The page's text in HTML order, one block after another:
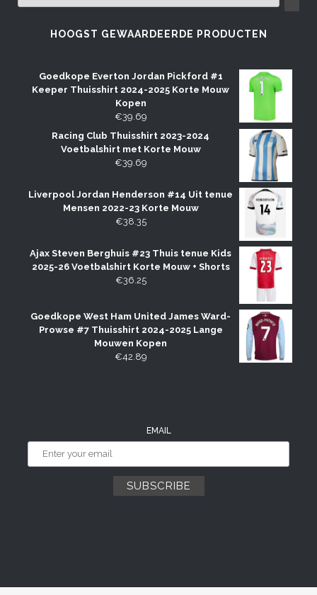
SELECTEREN
HOOGST GEWAARDEERDE PRODUCTEN
Goedkope Everton Jordan Pickford #1
Keeper Thuisshirt 2024-2025 Korte Mouw
Kopen
€39.69
Racing Club Thuisshirt 2023-2024
Voetbalshirt met Korte Mouw
€39.69
Liverpool Jordan Henderson #14 Uit tenue
Mensen 2022-23 Korte Mouw
€38.35
Ajax Steven Berghuis #23 Thuis tenue Kids
2025-26 Voetbalshirt Korte Mouw + Shorts
€36.25
Goedkope West Ham United James Ward-
Prowse #7 Thuisshirt 2024-2025 Lange
Mouwen Kopen
€42.89
EMAIL